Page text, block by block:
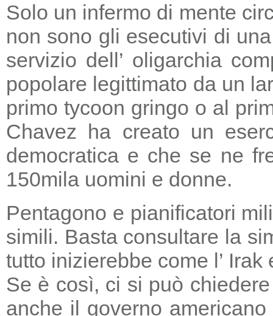
Solo un infermo di mente
non sono gli esecutivi di
servizio dell’ oligarchia
popolare legittimato da un
primo tycoon gringo o al
Chavez ha creato un
democratica e che se ne
150mila uomini e donne.
Pentagono e pianificatori
simili. Basta consultare la
tutto inizierebbe come l’
Se è così, ci si può
anche il governo